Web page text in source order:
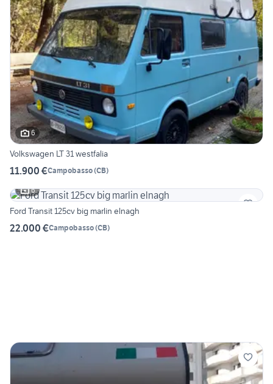
6
Volkswagen LT 31 westfalia
11.900 €Campobasso(CB)
6
Ford Transit 125cv big marlin elnagh
22.000 €Campobasso(CB)